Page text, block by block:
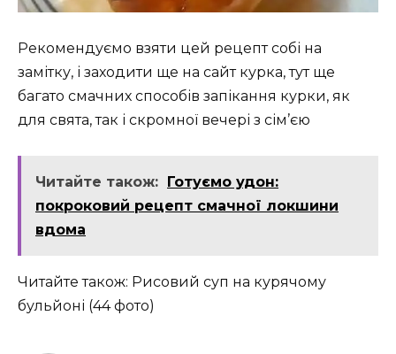
Рекомендуємо взяти цей рецепт собі на
замітку, і заходити ще на сайт курка, тут ще
багато смачних способів запікання курки, як
для свята, так і скромної вечері з сім’єю
Читайте також:
Готуємо удон:
покроковий рецепт смачної локшини
вдома
Читайте також: Рисовий суп на курячому
бульйоні (44 фото)